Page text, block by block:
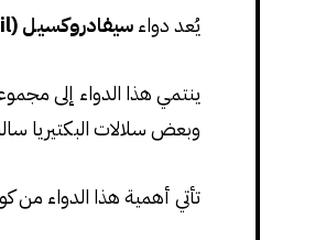
يُعد دواءسيفادروكسيل (Cefadroxil)
ينتمي هذا الدواء إلى
وبعض سلالات البكتيريا
تأتي أهمية هذا الدواء من